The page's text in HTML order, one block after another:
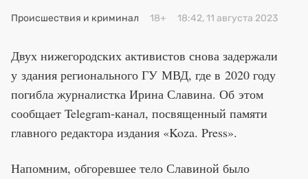
Происшествия и криминал 18+ 18:42, 11 августа 2023
Двух нижегородских активистов снова задержали
у здания регионального ГУ МВД, где в 2020 году
погибла журналистка Ирина Славина. Об этом
сообщает Telegram-канал, посвященный памяти
главного редактора издания «Koza. Press».
Напомним, обгоревшее тело Славиной было